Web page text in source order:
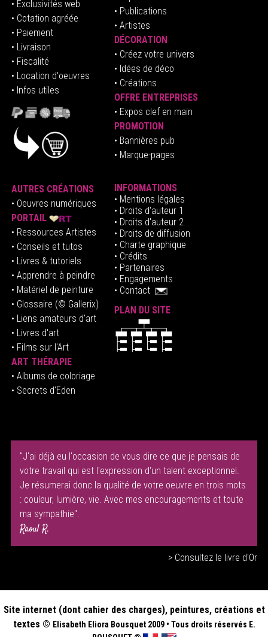
• Exclusivités web
• Cotation agréée
• Paiement
• Livraison
• Fiscalité
• Location d'oeuvres
• Infos utiles
• Publications
• Artistes
DÉCORATION
• Créez votre univers
• Idées de déco
• Créations
OFFRE ENTREPRISES
• Expos clef en main
PROMOTION
• Bannières pub
• Marque-pages
AUTRES CRÉATIONS
• Oeuvres numériques
PORTAIL
• Ressources Artistes
• Conseils et tutos
• Livres & tutoriels
• Apprendre à peindre
• Matériel de peinture
• Glossaire (© Gallerix)
• Liens amateurs d'art
• Livres d'art
• Films sur l'Art
ART THÉRAPIE
• Albums de coloriage
• Secrets d'Eden
INFORMATIONS
• Mentions légales
• Droits d'auteur1
• Droits d'auteur 2
• Droits de diffusion
• Charte graphique
• Crédits
• Partenaires
• Engagements
• Contact
PLAN DU SITE
"J'ai déjà eu l'occasion de vous dire ce que je pensais de
votre travail qui est l'expression d'un talent exceptionnel.
Je résumerai donc la qualité de votre oeuvre en trois mots
: couleur, lumière, vie. Avec mes encouragements et toute
ma sympathie".
Raoul R.
> Consultez le livre d'Or
Site internet (dont cahier des charges), peintures, créations et
textes © Elisabeth Eliora Bousquet 2009 • Tous droits réservés E.